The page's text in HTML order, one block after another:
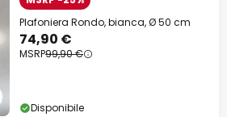
Plafoniera Rondo, bianca, Ø 50 cm
74,90 €
MSRP99,90 €
Disponibile